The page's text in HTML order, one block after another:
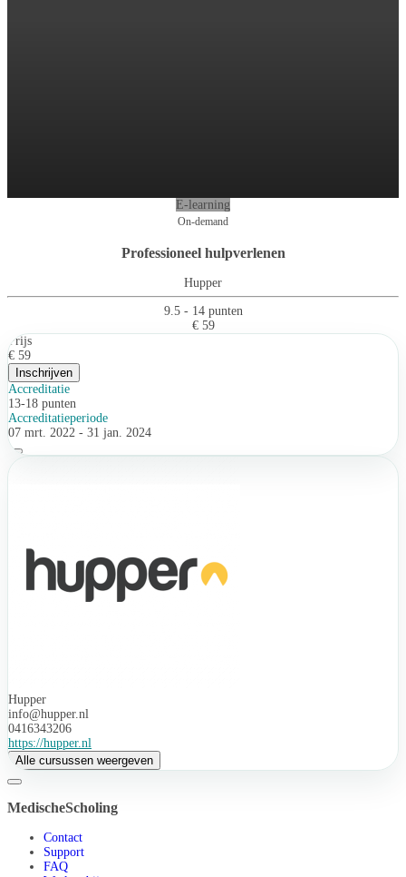
E-learning
On-demand
Professioneel hulpverlenen
Hupper
9.5 - 14 punten
€ 59
Prijs
€ 59
Inschrijven
Accreditatie
13-18 punten
Accreditatieperiode
07 mrt. 2022 - 31 jan. 2024
Hupper
info@hupper.nl
0416343206
https://hupper.nl
Alle cursussen weergeven
MedischeScholing
Contact
Support
FAQ